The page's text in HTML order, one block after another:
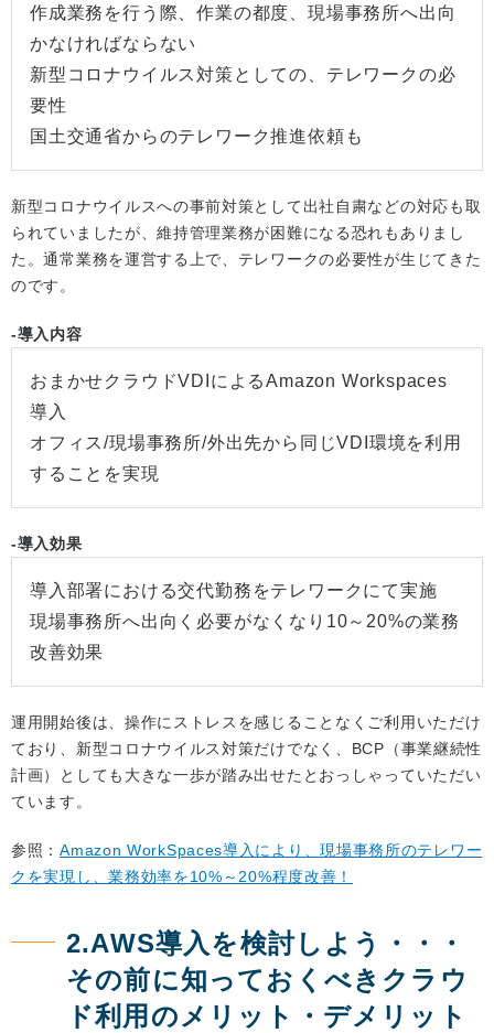
作成業務を行う際、作業の都度、現場事務所へ出向
かなければならない
新型コロナウイルス対策としての、テレワークの必
要性
国土交通省からのテレワーク推進依頼も
新型コロナウイルスへの事前対策として出社自粛などの対応も取
られていましたが、維持管理業務が困難になる恐れもありまし
た。通常業務を運営する上で、テレワークの必要性が生じてきた
のです。
-導入内容
おまかせクラウドVDIによるAmazon Workspaces
導入
オフィス/現場事務所/外出先から同じVDI環境を利用
することを実現
-導入効果
導入部署における交代勤務をテレワークにて実施
現場事務所へ出向く必要がなくなり10～20%の業務
改善効果
運用開始後は、操作にストレスを感じることなくご利用いただけ
ており、新型コロナウイルス対策だけでなく、BCP（事業継続性
計画）としても大きな一歩が踏み出せたとおっしゃっていただい
ています。
参照：Amazon WorkSpaces導入により、現場事務所のテレワー
クを実現し、業務効率を10%～20%程度改善！
2.AWS導入を検討しよう・・・
その前に知っておくべきクラウ
ド利用のメリット・デメリット